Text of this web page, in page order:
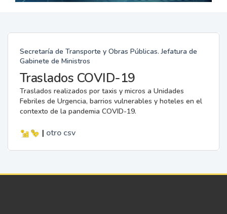
Secretaría de Transporte y Obras Públicas. Jefatura de
Gabinete de Ministros
Traslados COVID-19
Traslados realizados por taxis y micros a Unidades
Febriles de Urgencia, barrios vulnerables y hoteles en el
contexto de la pandemia COVID-19.
| otro csv